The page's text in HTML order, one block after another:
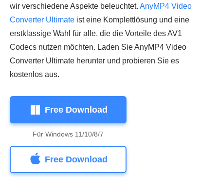
wir verschiedene Aspekte beleuchtet. AnyMP4 Video
Converter Ultimate ist eine Komplettlösung und eine
erstklassige Wahl für alle, die die Vorteile des AV1
Codecs nutzen möchten. Laden Sie AnyMP4 Video
Converter Ultimate herunter und probieren Sie es
kostenlos aus.
Free Download
Für Windows 11/10/8/7
Free Download